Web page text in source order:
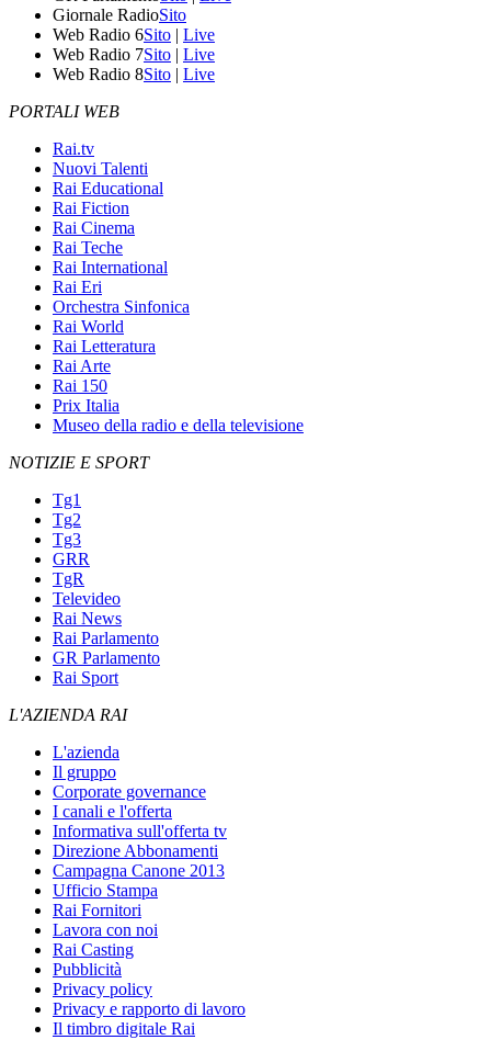
Giornale RadioSito
Web Radio 6Sito | Live
Web Radio 7Sito | Live
Web Radio 8Sito | Live
PORTALI WEB
Rai.tv
Nuovi Talenti
Rai Educational
Rai Fiction
Rai Cinema
Rai Teche
Rai International
Rai Eri
Orchestra Sinfonica
Rai World
Rai Letteratura
Rai Arte
Rai 150
Prix Italia
Museo della radio e della televisione
NOTIZIE E SPORT
Tg1
Tg2
Tg3
GRR
TgR
Televideo
Rai News
Rai Parlamento
GR Parlamento
Rai Sport
L'AZIENDA RAI
L'azienda
Il gruppo
Corporate governance
I canali e l'offerta
Informativa sull'offerta tv
Direzione Abbonamenti
Campagna Canone 2013
Ufficio Stampa
Rai Fornitori
Lavora con noi
Rai Casting
Pubblicità
Privacy policy
Privacy e rapporto di lavoro
Il timbro digitale Rai